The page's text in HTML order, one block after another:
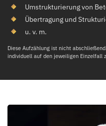
Umstrukturierung von
Übertragung und
u. v. m.
Diese Aufzählung ist nicht
individuell auf den jeweiligen Einzelfall